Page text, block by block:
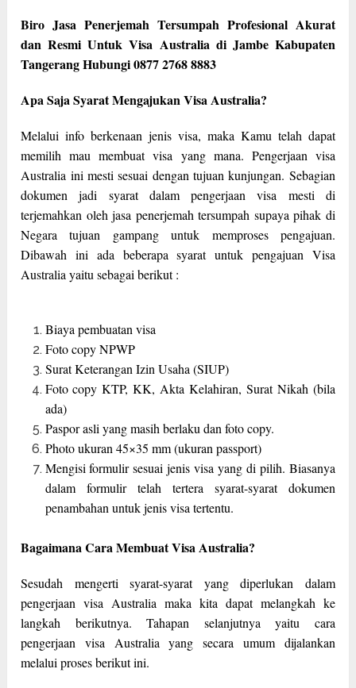
Biro Jasa Penerjemah Tersumpah Profesional Akurat
dan Resmi Untuk Visa Australia di Jambe Kabupaten
Tangerang Hubungi 0877 2768 8883
Apa Saja Syarat Mengajukan Visa Australia?
Melalui info berkenaan jenis visa, maka Kamu telah dapat
memilih mau membuat visa yang mana. Pengerjaan visa
Australia ini mesti sesuai dengan tujuan kunjungan. Sebagian
dokumen jadi syarat dalam pengerjaan visa mesti di
terjemahkan oleh jasa penerjemah tersumpah supaya pihak di
Negara tujuan gampang untuk memproses pengajuan.
Dibawah ini ada beberapa syarat untuk pengajuan Visa
Australia yaitu sebagai berikut :
Biaya pembuatan visa
Foto copy NPWP
Surat Keterangan Izin Usaha (SIUP)
Foto copy KTP, KK, Akta Kelahiran, Surat Nikah (bila
ada)
Paspor asli yang masih berlaku dan foto copy.
Photo ukuran 45×35 mm (ukuran passport)
Mengisi formulir sesuai jenis visa yang di pilih. Biasanya
dalam formulir telah tertera syarat-syarat dokumen
penambahan untuk jenis visa tertentu.
Bagaimana Cara Membuat Visa Australia?
Sesudah mengerti syarat-syarat yang diperlukan dalam
pengerjaan visa Australia maka kita dapat melangkah ke
langkah berikutnya. Tahapan selanjutnya yaitu cara
pengerjaan visa Australia yang secara umum dijalankan
melalui proses berikut ini.